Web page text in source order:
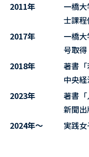
2011年
一橋
士課程
2017年
一橋
号取得
2018年
著書
中央
2023年
著書
新聞
2024年～
実践